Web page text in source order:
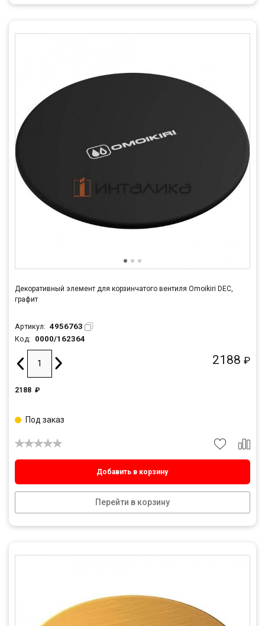
Декоративный элемент для корзинчатого вентиля Omoikiri DEC,
графит
Артикул: 4956763
Код: 0000/162364
2188 ₽
2188 ₽
Добавить в корзину
Перейти в корзину
Под заказ